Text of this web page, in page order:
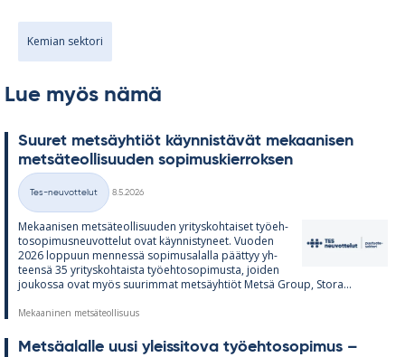
Kemian sektori
Lue myös nämä
Suu­ret met­säyh­tiöt käyn­nis­tä­vät me­kaa­ni­sen
met­sä­teol­li­suu­den so­pi­mus­kier­rok­sen
Kategoriat
Tes-neuvottelut
8.5.2026
Me­kaa­ni­sen met­sä­teol­li­suu­den yri­tys­koh­tai­set työ­eh­
to­so­pi­mus­neu­vot­te­lut ovat käyn­nis­ty­neet. Vuo­den
2026 lop­puun men­nessä so­pi­musa­lalla päät­tyy yh­
teensä 35 yri­tys­koh­taista työ­eh­to­so­pi­musta, joi­den
jou­kossa ovat myös suu­rim­mat met­säyh­tiöt Metsä Group, Stora...
Mekaaninen metsäteollisuus
Met­sä­alalle uusi yleis­si­tova työ­eh­to­so­pi­mus –